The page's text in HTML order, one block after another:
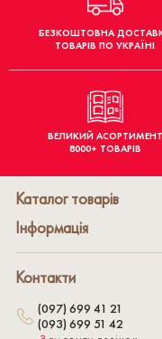
БЕЗКОШТОВНА
ТОВАРІВ ПО УКРАЇНІ
ВЕЛИКИЙ АСОРТИМЕНТ
8000+ ТОВАРІВ
Каталог товарів
Інформація
Контакти
(097) 699 41 21
(093) 699 51 42